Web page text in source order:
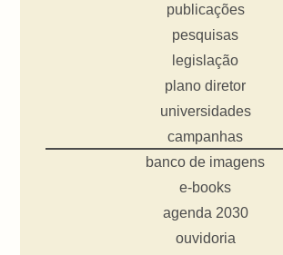
publicações
pesquisas
legislação
plano diretor
universidades
campanhas
banco de imagens
e-books
agenda 2030
ouvidoria